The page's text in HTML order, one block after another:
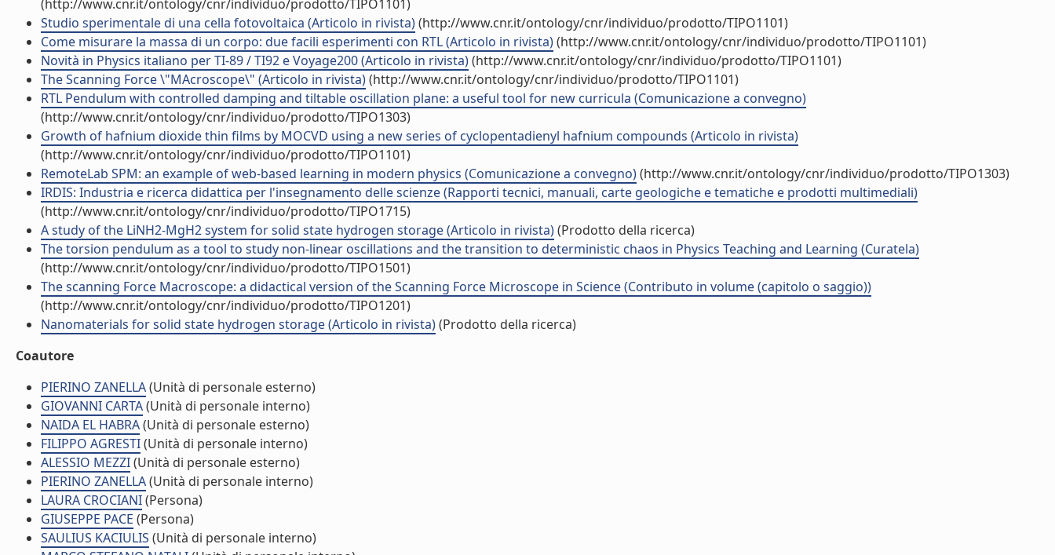
(http://www.cnr.it/ontology/cnr/individuo/prodotto/TIPO1101)
Studio sperimentale di una cella fotovoltaica (Articolo in rivista)(http://www.cnr.it/ontology/cnr/individuo/prodotto/TIPO1101)
Come misurare la massa di un corpo: due facili esperimenti con RTL (Articolo in rivista)(http://www.cnr.it/ontology/cnr/individuo/prodotto/TIPO1101)
Novità in Physics italiano per TI-89 / TI92 e Voyage200 (Articolo in rivista)(http://www.cnr.it/ontology/cnr/individuo/prodotto/TIPO1101)
The Scanning Force \"MAcroscope\" (Articolo in rivista)(http://www.cnr.it/ontology/cnr/individuo/prodotto/TIPO1101)
RTL Pendulum with controlled damping and tiltable oscillation plane: a useful tool for new curricula (Comunicazione a convegno)
(http://www.cnr.it/ontology/cnr/individuo/prodotto/TIPO1303)
Growth of hafnium dioxide thin films by MOCVD using a new series of cyclopentadienyl hafnium compounds (Articolo in rivista)
(http://www.cnr.it/ontology/cnr/individuo/prodotto/TIPO1101)
RemoteLab SPM: an example of web-based learning in modern physics (Comunicazione a convegno)(http://www.cnr.it/ontology/cnr/individuo/prodotto/TIPO1303)
IRDIS: Industria e ricerca didattica per l'insegnamento delle scienze (Rapporti tecnici, manuali, carte geologiche e tematiche e prodotti multimediali)
(http://www.cnr.it/ontology/cnr/individuo/prodotto/TIPO1715)
A study of the LiNH2-MgH2 system for solid state hydrogen storage (Articolo in rivista)(Prodotto della ricerca)
The torsion pendulum as a tool to study non-linear oscillations and the transition to deterministic chaos in Physics Teaching and Learning (Curatela)
(http://www.cnr.it/ontology/cnr/individuo/prodotto/TIPO1501)
The scanning Force Macroscope: a didactical version of the Scanning Force Microscope in Science (Contributo in volume (capitolo o saggio))
(http://www.cnr.it/ontology/cnr/individuo/prodotto/TIPO1201)
Nanomaterials for solid state hydrogen storage (Articolo in rivista)(Prodotto della ricerca)
Coautore
PIERINO ZANELLA(Unità di personale esterno)
GIOVANNI CARTA(Unità di personale interno)
NAIDA EL HABRA(Unità di personale esterno)
FILIPPO AGRESTI(Unità di personale interno)
ALESSIO MEZZI(Unità di personale esterno)
PIERINO ZANELLA(Unità di personale interno)
LAURA CROCIANI(Persona)
GIUSEPPE PACE (Persona)
SAULIUS KACIULIS (Unità di personale interno)